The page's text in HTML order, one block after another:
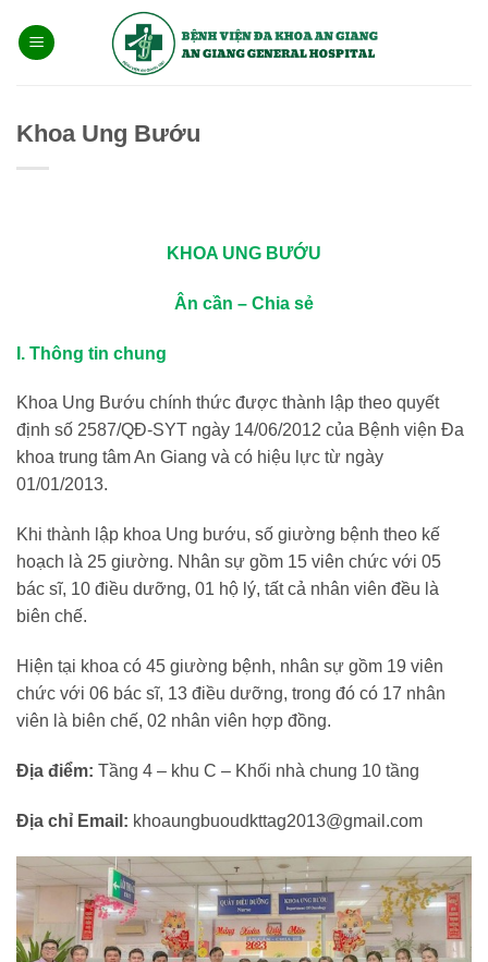
qua
Khoa Ung Bướu
KHOA UNG BƯỚU
Ân cần – Chia sẻ
I. Thông tin chung
Khoa Ung Bướu chính thức được thành lập theo quyết
định số 2587/QĐ-SYT ngày 14/06/2012 của Bệnh viện Đa
khoa trung tâm An Giang và có hiệu lực từ ngày
01/01/2013.
Khi thành lập khoa Ung bướu, số giường bệnh theo kế
hoạch là 25 giường. Nhân sự gồm 15 viên chức với 05
bác sĩ, 10 điều dưỡng, 01 hộ lý, tất cả nhân viên đều là
biên chế.
Hiện tại khoa có 45 giường bệnh, nhân sự gồm 19 viên
chức với 06 bác sĩ, 13 điều dưỡng, trong đó có 17 nhân
viên là biên chế, 02 nhân viên hợp đồng.
Địa điểm: Tầng 4 – khu C – Khối nhà chung 10 tầng
Địa chỉ Email: khoaungbuoudkttag2013@gmail.com